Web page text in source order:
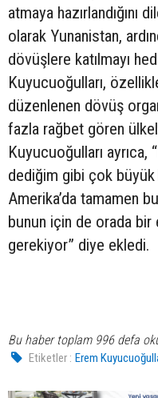
atmaya
olarak Yunanistan,
dövüşlere katılmayı
Kuyucuoğulları,
düzenlenen dövüş
fazla rağbet gören
Kuyucuoğulları
dediğim gibi çok
Amerika’da tamamen
bunun için de orada bir
gerekiyor” diye ekledi.
Bu haber toplam 996 defa
Etiketler : Erem